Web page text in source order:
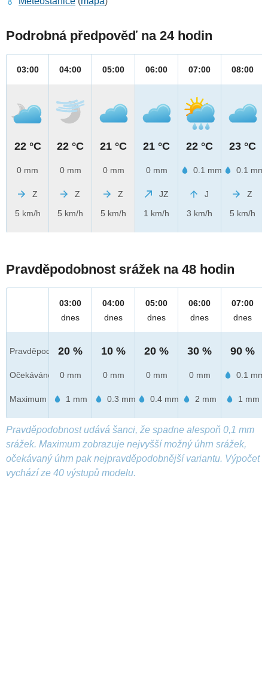
Podrobná předpověď na 24 hodin
03:00
22 °C
0 mm
Z
5 km/h
04:00
22 °C
0 mm
Z
5 km/h
05:00
21 °C
0 mm
Z
5 km/h
06:00
21 °C
0 mm
JZ
1 km/h
07:00
22 °C
0.1 mm
J
3 km/h
08:00
23 °C
0.1 mm
Z
5 km/h
Pravděpodobnost srážek na 48 hodin
Pravděpod.
Očekáváno
Maximum
03:00
dnes
20 %
0 mm
1 mm
04:00
dnes
10 %
0 mm
0.3 mm
05:00
dnes
20 %
0 mm
0.4 mm
06:00
dnes
30 %
0 mm
2 mm
07:00
dnes
90 %
0.1 mm
1 mm
Pravděpodobnost udává šanci, že spadne alespoň 0,1 mm
srážek. Maximum zobrazuje nejvyšší možný úhrn srážek,
očekávaný úhrn pak nejpravděpodobnější variantu. Výpočet
vychází ze 40 výstupů modelu.